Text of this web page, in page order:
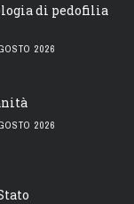
di pedofilia
2026
2026